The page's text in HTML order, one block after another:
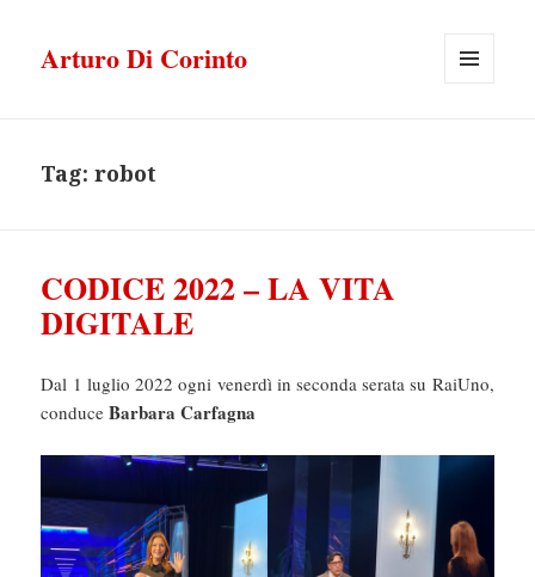
Arturo Di Corinto
Tag:robot
CODICE 2022 – LA VITA
DIGITALE
Dal 1 luglio 2022 ogni venerdì in seconda serata su RaiUno,
conduceBarbara Carfagna